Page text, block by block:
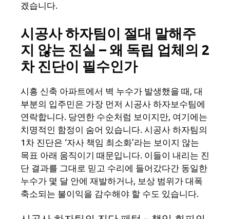
겠습니다.
시공사 하자팀이 절대 말해주
지 않는 진실 – 왜 독립 업체의 2
차 진단이 필수인가
시흥 신축 아파트에서 벽 누수가 발생했을 때, 대
부분의 입주민은 가장 먼저 시공사 하자보수팀에
연락합니다. 당연한 수순처럼 보이지만, 여기에는
치명적인 함정이 숨어 있습니다. 시공사 하자팀의
1차 진단은 ‘자사 책임 최소화’라는 보이지 않는
목표 아래 움직이기 때문입니다. 이들이 내리는 진
단 결과를 그대로 믿고 수리에 들어갔다간 동일한
누수가 몇 달 안에 재발하거나, 보상 범위가 대폭
축소되는 불이익을 감수해야 할 수도 있습니다.